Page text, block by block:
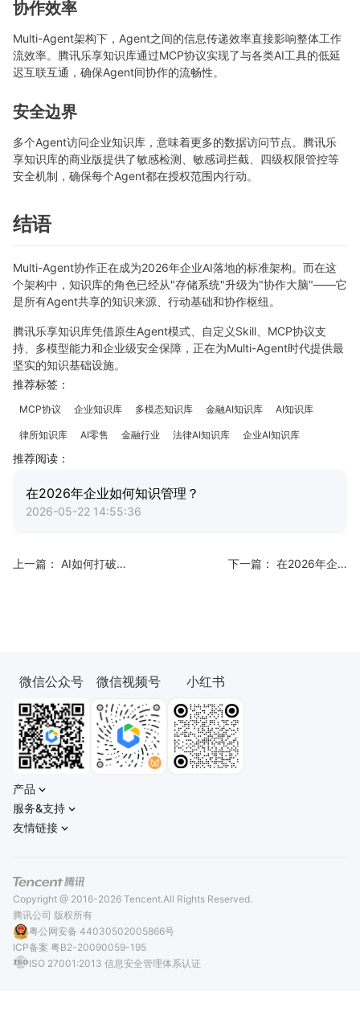
协作效率
Multi-Agent架构下，Agent之间的信息传递效率直接影响整体工作
流效率。腾讯乐享知识库通过MCP协议实现了与各类AI工具的低延
迟互联互通，确保Agent间协作的流畅性。
安全边界
多个Agent访问企业知识库，意味着更多的数据访问节点。腾讯乐
享知识库的商业版提供了敏感检测、敏感词拦截、四级权限管控等
安全机制，确保每个Agent都在授权范围内行动。
结语
Multi-Agent协作正在成为2026年企业AI落地的标准架构。而在这
个架构中，知识库的角色已经从"存储系统"升级为"协作大脑"——它
是所有Agent共享的知识来源、行动基础和协作枢纽。
腾讯乐享知识库凭借原生Agent模式、自定义Skill、MCP协议支
持、多模型能力和企业级安全保障，正在为Multi-Agent时代提供最
坚实的知识基础设施。
推荐标签：
MCP协议 企业知识库 多模态知识库 金融AI知识库 AI知识库
律所知识库 AI零售 金融行业 法律AI知识库 企业AI知识库
推荐阅读：
在2026年企业如何知识管理？
2026-05-22 14:55:36
上一篇： AI如何打破部门壁垒，实现真正的知识协同？ 下一篇： 在2026年企业如何知识管理？
微信公众号 微信视频号 小红书
产品
服务&支持
友情链接
Copyright @ 2016-2026 Tencent.All Rights Reserved.
腾讯公司 版权所有
粤公网安备 44030502005866号
ICP备案 粤B2-20090059-195
ISO 27001:2013 信息安全管理体系认证